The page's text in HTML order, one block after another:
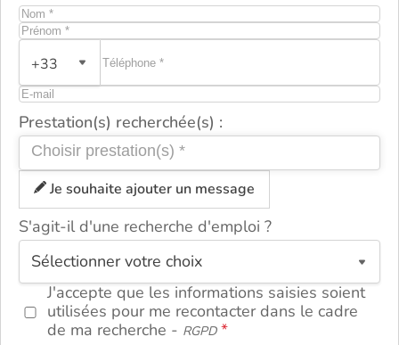
+33
Prestation(s) recherchée(s) :
Je souhaite ajouter un message
S'agit-il d'une recherche d'emploi ?
J'accepte que les informations saisies soient
utilisées pour me recontacter dans le cadre
de ma recherche - RGPD
ou